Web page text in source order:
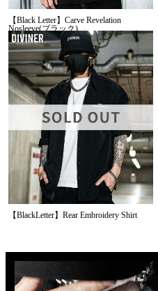
【Black Letter】Carve Revelation
Nosleeve(ブラック)
【BlackLetter】Rear Embroidery Shirt